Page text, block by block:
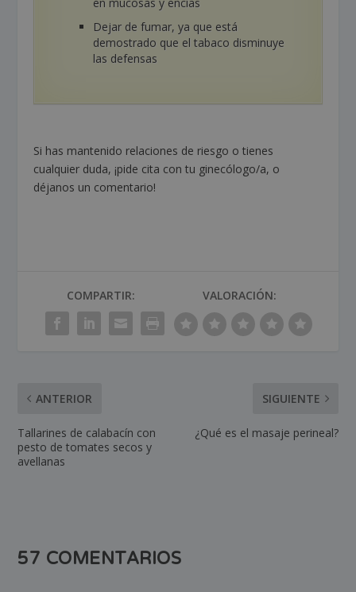
Dejar de fumar, ya que está
demostrado que el tabaco disminuye
las defensas
Si has mantenido relaciones de riesgo o tienes
cualquier duda, ¡pide cita con tu ginecólogo/a, o
déjanos un comentario!
COMPARTIR: VALORACIÓN:
ANTERIOR
Tallarines de calabacín con
pesto de tomates secos y
avellanas
SIGUIENTE
¿Qué es el masaje perineal?
57 COMENTARIOS